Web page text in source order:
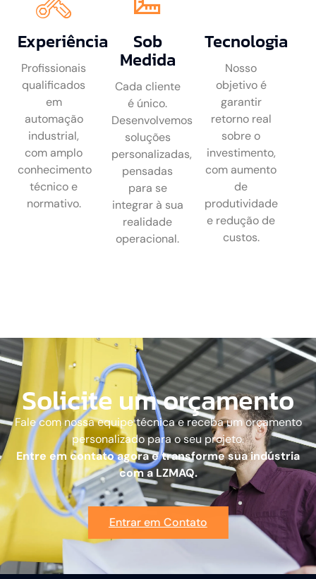
Experiência
Profissionais
qualificados
em
automação
industrial,
com amplo
conhecimento
técnico e
normativo.
Sob
Medida
Cada cliente
é único.
Desenvolvemos
soluções
personalizadas,
pensadas
para se
integrar à sua
realidade
operacional.
Tecnologia
Nosso
objetivo é
garantir
retorno real
sobre o
investimento,
com aumento
de
produtividade
e redução de
custos.
Solicite um orçamento
Fale com nossa equipe técnica e receba um orçamento
personalizado para o seu projeto.
Entre em contato agora e transforme sua indústria
com a LZMAQ.
Entrar em Contato